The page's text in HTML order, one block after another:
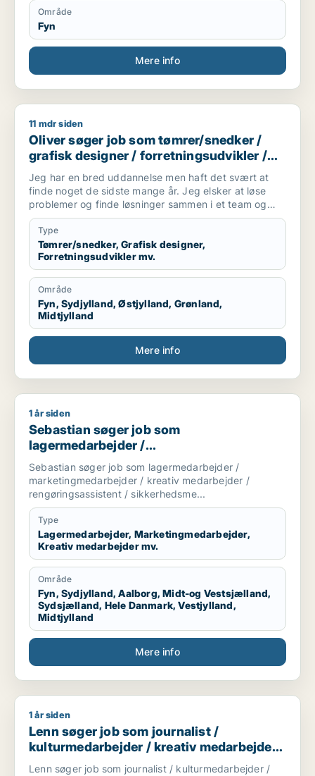
Område
Fyn
Mere info
Oliver søger job som tømrer/snedker / grafisk designer /
11 mdr siden
Oliver søger job som tømrer/snedker /
grafisk designer / forretningsudvikler /
kreativ medarbejder / driftsleder
Jeg har en bred uddannelse men haft det svært at
finde noget de sidste mange år. Jeg elsker at løse
problemer og finde løsninger sammen i et team og
alene.
Jeg er akademisk men også hands on (ingeniør og
snedker). Jeg har laved forskellige tømre arbejde
privat, arbejder forskellige produktions virksomheder,
kan bruge mine hænder, læse og laver tekniske
tegninger. Godt til at skitsere ideer, visualiserer,
kommunikation i 7 sproget. Elsker at hjælpe og lede
mennesker. Innovation eller prototype udvikling fra
Idee til produktion er interessant hvor man også skal
bruger sine hænder. Nye tekknologier some AI/KI.
Internationale virksomheder.
Type
Tømrer/snedker, Grafisk designer,
Forretningsudvikler mv.
Område
Fyn, Sydjylland, Østjylland, Grønland,
Midtjylland
Mere info
Sebastian søger job som lagermedarbejder /
1 år siden
Sebastian søger job som
lagermedarbejder /
marketingmedarbejder / kreativ
medarbejder / rengøringsassistent /
sikkerhedsmedarbejder
Sebastian søger job som lagermedarbejder /
marketingmedarbejder / kreativ medarbejder /
rengøringsassistent / sikkerhedsme...
Type
Lagermedarbejder, Marketingmedarbejder,
Kreativ medarbejder mv.
Område
Fyn, Sydjylland, Aalborg, Midt-og Vestsjælland,
Sydsjælland, Hele Danmark, Vestjylland,
Midtjylland
Mere info
Lenn søger job som journalist / kulturmedarbejder /
1 år siden
Lenn søger job som journalist /
kulturmedarbejder / kreativ medarbejder /
lærer / pædagogmedhjælper
Lenn søger job som journalist / kulturmedarbejder /